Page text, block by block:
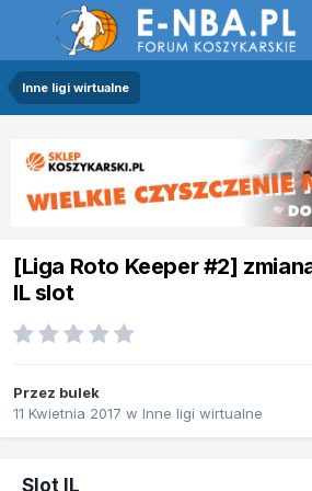
Inne ligi wirtualne
[Liga Roto Keeper #2]
IL slot
Przez bulek
11 Kwietnia 2017 w Inne ligi wirtualne
Slot IL